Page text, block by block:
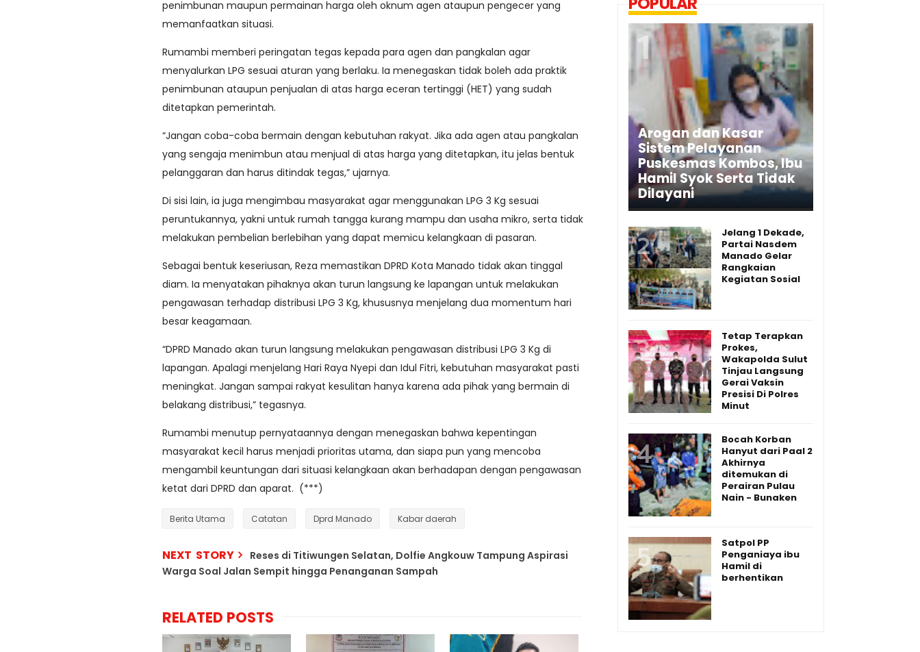
penimbunan maupun permainan harga oleh oknum agen ataupun pengecer yang
memanfaatkan situasi.
Rumambi memberi peringatan tegas kepada para agen dan pangkalan agar
menyalurkan LPG sesuai aturan yang berlaku. Ia menegaskan tidak boleh ada praktik
penimbunan ataupun penjualan di atas harga eceran tertinggi (HET) yang sudah
ditetapkan pemerintah.
“Jangan coba-coba bermain dengan kebutuhan rakyat. Jika ada agen atau pangkalan
yang sengaja menimbun atau menjual di atas harga yang ditetapkan, itu jelas bentuk
pelanggaran dan harus ditindak tegas,” ujarnya.
Di sisi lain, ia juga mengimbau masyarakat agar menggunakan LPG 3 Kg sesuai
peruntukannya, yakni untuk rumah tangga kurang mampu dan usaha mikro, serta tidak
melakukan pembelian berlebihan yang dapat memicu kelangkaan di pasaran.
Sebagai bentuk keseriusan, Reza memastikan DPRD Kota Manado tidak akan tinggal
diam. Ia menyatakan pihaknya akan turun langsung ke lapangan untuk melakukan
pengawasan terhadap distribusi LPG 3 Kg, khususnya menjelang dua momentum hari
besar keagamaan.
“DPRD Manado akan turun langsung melakukan pengawasan distribusi LPG 3 Kg di
lapangan. Apalagi menjelang Hari Raya Nyepi dan Idul Fitri, kebutuhan masyarakat pasti
meningkat. Jangan sampai rakyat kesulitan hanya karena ada pihak yang bermain di
belakang distribusi,” tegasnya.
Rumambi menutup pernyataannya dengan menegaskan bahwa kepentingan
masyarakat kecil harus menjadi prioritas utama, dan siapa pun yang mencoba
mengambil keuntungan dari situasi kelangkaan akan berhadapan dengan pengawasan
ketat dari DPRD dan aparat. (***)
Berita Utama Catatan Dprd Manado Kabar daerah
NEXT STORY
Reses di Titiwungen Selatan, Dolfie Angkouw Tampung Aspirasi
Warga Soal Jalan Sempit hingga Penanganan Sampah
RELATED POSTS
Arogan dan Kasar
Sistem Pelayanan
Puskesmas Kombos, Ibu
Hamil Syok Serta Tidak
Dilayani
Jelang 1 Dekade,
Partai Nasdem
Manado Gelar
Rangkaian
Kegiatan Sosial
Tetap Terapkan
Prokes,
Wakapolda Sulut
Tinjau Langsung
Gerai Vaksin
Presisi Di Polres
Minut
Bocah Korban
Hanyut dari Paal 2
Akhirnya
ditemukan di
Perairan Pulau
Nain - Bunaken
Satpol PP
Penganiaya ibu
Hamil di
berhentikan